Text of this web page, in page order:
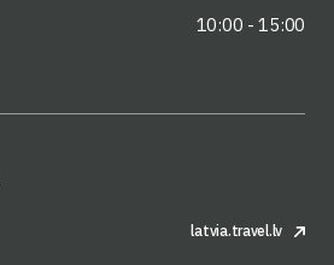
10:00 - 15:00
latvia.travel.lv